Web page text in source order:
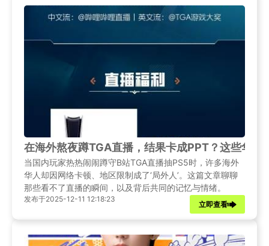
在海外熬夜蹲TGA直播，结果卡成PPT？这些华人
当国内玩家热热闹闹蹲守B站TGA直播抽PS5时，许多海外
华人却因网络卡顿、地区限制成了‘局外人’。这篇文章聊聊
那些看不了直播的瞬间，以及背后共同的记忆与情绪。
发布于2025-12-11 12:18:23
立即查看